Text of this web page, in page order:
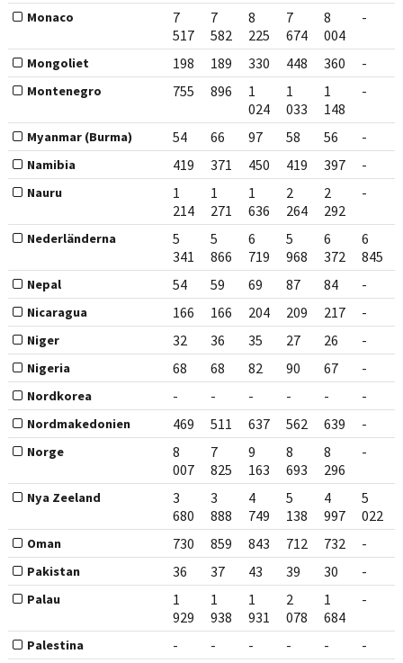
Monaco
7
517
7
582
8
225
7
674
8
004
-
Mongoliet 198 189 330 448 360 -
Montenegro 755 896
1
024
1
033
1
148
-
Myanmar (Burma) 54 66 97 58 56 -
Namibia 419 371 450 419 397 -
Nauru
1
214
1
271
1
636
2
264
2
292
-
Nederländerna
5
341
5
866
6
719
5
968
6
372
6
845
Nepal 54 59 69 87 84 -
Nicaragua 166 166 204 209 217 -
Niger 32 36 35 27 26 -
Nigeria 68 68 82 90 67 -
Nordkorea - - - - - -
Nordmakedonien 469 511 637 562 639 -
Norge
8
007
7
825
9
163
8
693
8
296
-
Nya Zeeland
3
680
3
888
4
749
5
138
4
997
5
022
Oman 730 859 843 712 732 -
Pakistan 36 37 43 39 30 -
Palau
1
929
1
938
1
931
2
078
1
684
-
Palestina - - - - - -